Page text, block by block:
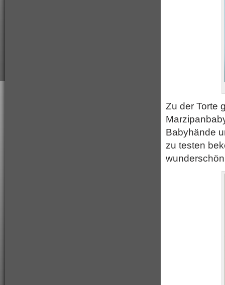
Zu der Torte
Babyhände
zu testen